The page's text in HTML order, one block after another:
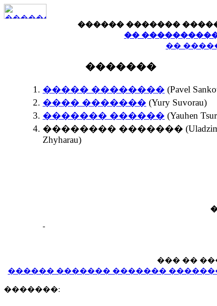
������ �������
��
��
�������
����� �������� (Pavel
���� ������� (Yury Suvorau)
������� ������ (Yauhen
�������� �������
Zhyharau)
-
��� ��
������ ������� �������
�������: